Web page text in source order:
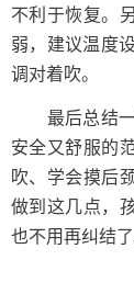
不利于恢复。
弱，建议温度
调对着吹。
最后总结一
安全又舒服的
吹、学会摸后
做到这几点，
也不用再纠结了